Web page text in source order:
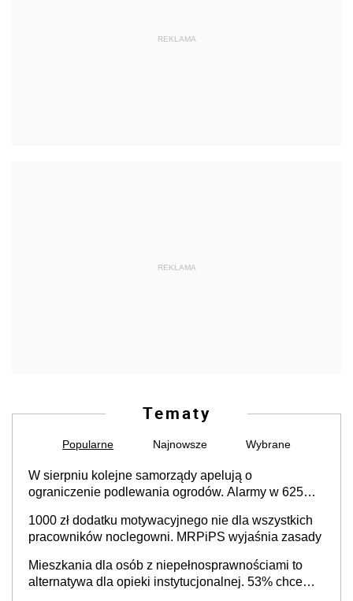
REKLAMA
REKLAMA
Tematy
Popularne Najnowsze Wybrane
W sierpniu kolejne samorządy apelują o
ograniczenie podlewania ogrodów. Alarmy w 625
cały kraj
1000 zł dodatku motywacyjnego nie dla wszystkich
pracowników noclegowni. MRPiPS wyjaśnia zasady
Mieszkania dla osób z niepełnosprawnościami to
alternatywa dla opieki instytucjonalnej. 53% chce